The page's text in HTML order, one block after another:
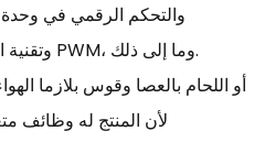
والتحكم الرقمي في وحدة
(MCU)، وشاشة LCD، وتقنية التحكم PWM، وما إلى ذلك.
لأن المنتج له وظائف